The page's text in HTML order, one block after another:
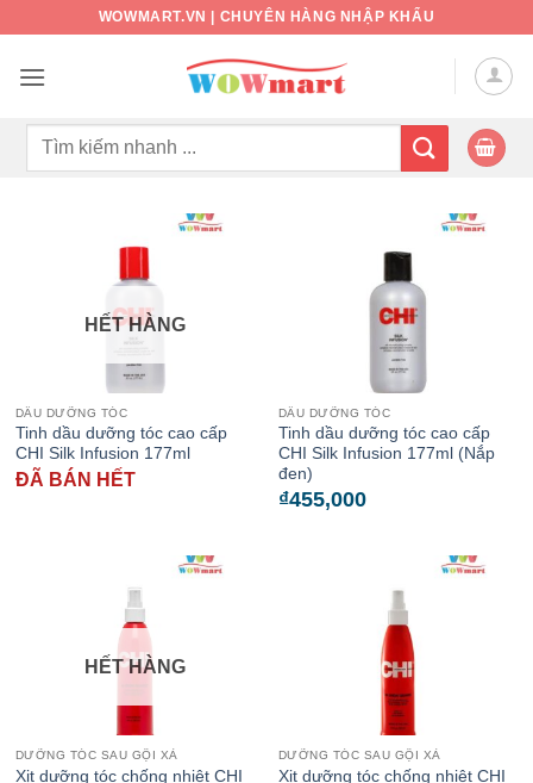
nội
WOWMART.VN | CHUYÊN HÀNG NHẬP KHẨU
Tìm
HẾT HÀNG
DẦU DƯỠNG TÓC
Tinh dầu dưỡng tóc cao cấp
CHI Silk Infusion 177ml
ĐÃ BÁN HẾT
DẦU DƯỠNG TÓC
Tinh dầu dưỡng tóc cao cấp
CHI Silk Infusion 177ml (Nắp
đen)
₫455,000
HẾT HÀNG
DƯỠNG TÓC SAU GỘI XẢ
Xịt dưỡng tóc chống nhiệt CHI
DƯỠNG TÓC SAU GỘI XẢ
Xịt dưỡng tóc chống nhiệt CHI